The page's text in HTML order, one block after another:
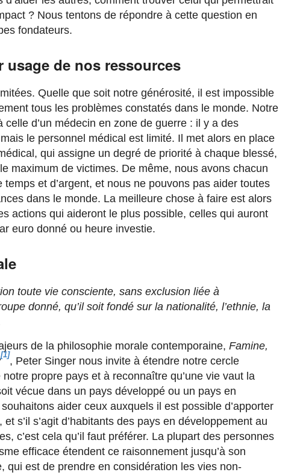
? Nous tentons de répondre à cette question en
fondateurs.
usage de nos ressources
Quelle que soit notre générosité, il est impossible
tous les problèmes constatés dans le monde. Notre
celle d’un médecin en zone de guerre : il y a des
le personnel médical est limité. Il met alors en place
qui assigne un degré de priorité à chaque blessé,
maximum de victimes. De même, nous avons chacun
temps et d’argent, et nous ne pouvons pas aider toutes
dans le monde. La meilleure chose à faire est alors
actions qui aideront le plus possible, celles qui auront
euro donné ou heure investie.
toute vie consciente, sans exclusion liée à
donné, qu’il soit fondé sur la nationalité, l’ethnie, la
de la philosophie morale contemporaine, Famine,
[1]
, Peter Singer nous invite à étendre notre cercle
notre propre pays et à reconnaître qu’une vie vaut la
vécue dans un pays développé ou un pays en
aider ceux auxquels il est possible d’apporter
s’il s’agit d’habitants des pays en développement au
c’est cela qu’il faut préférer. La plupart des personnes
efficace étendent ce raisonnement jusqu’à son
qui est de prendre en considération les vies non-